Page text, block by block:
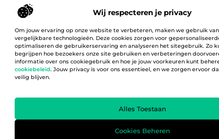
Wij respecteren je privacy
Om jouw ervaring op onze website te verbeteren, maken we gebruik
vergelijkbare technologieën. Deze cookies zorgen voor
optimaliseren de gebruikerservaring en analyseren het sitegebruik. Zo
begrijpen hoe bezoekers onze site gebruiken en verbeteringen
informatie over ons cookiegebruik en hoe je jouw voorkeuren kunt
cookiebeleid. Jouw privacy is voor ons essentieel, en we zorgen ervoor
veilig blijven.
Alles Toestaan
Cookies Beheren